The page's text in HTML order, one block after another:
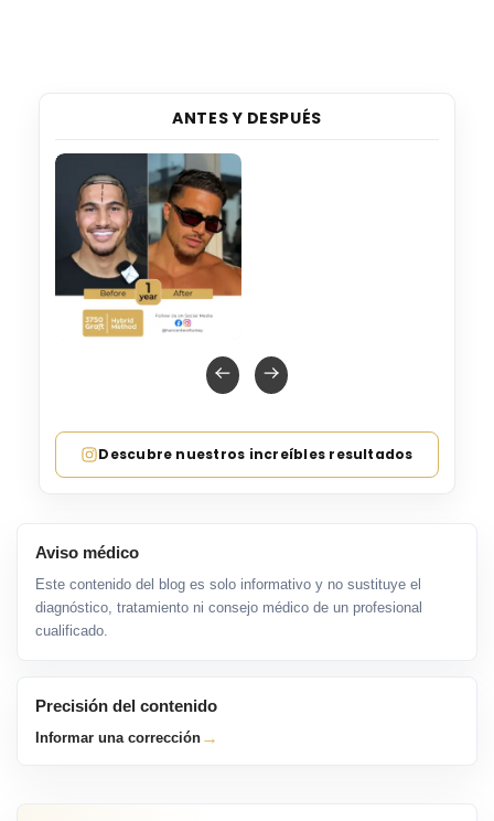
ANTES Y DESPUÉS
Descubre nuestros increíbles resultados
Aviso médico
Este contenido del blog es solo informativo y no sustituye el
diagnóstico, tratamiento ni consejo médico de un profesional
cualificado.
Precisión del contenido
Informar una corrección →